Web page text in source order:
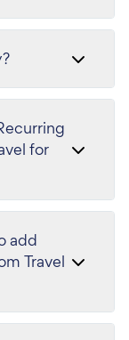
for
add
Travel